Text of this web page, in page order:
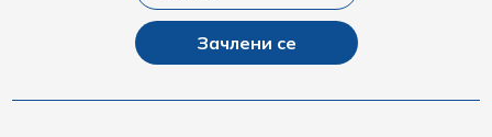
Зачлени се